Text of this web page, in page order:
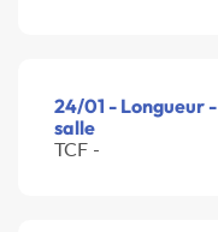
24/01 - Longueur -
salle
TCF -